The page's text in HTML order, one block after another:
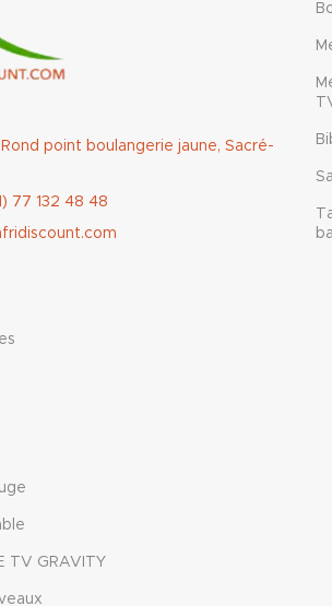
point boulangerie jaune, Sacré-
77 132 48 48
TV GRAVITY